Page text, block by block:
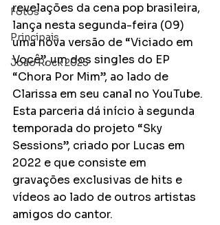
Fotos
Principais
João Rock 2025
revelações da cena pop brasileira,
lança nesta segunda-feira (09)
uma nova versão de “Viciado em
Você”, um dos singles do EP
“Chora Por Mim”, ao lado de
Clarissa em seu canal no YouTube.
Esta parceria dá início à segunda
temporada do projeto “Sky
Sessions”, criado por Lucas em
2022 e que consiste em
gravações exclusivas de hits e
vídeos ao lado de outros artistas
amigos do cantor.